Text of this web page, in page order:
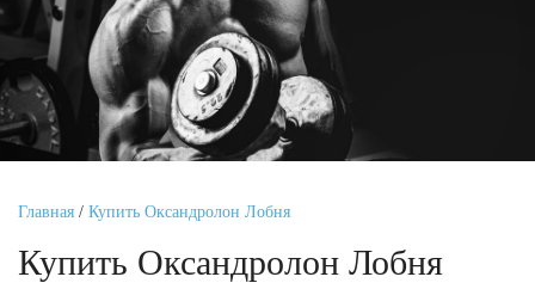
Главная / Купить Оксандролон Лобня
Купить Оксандролон Лобня